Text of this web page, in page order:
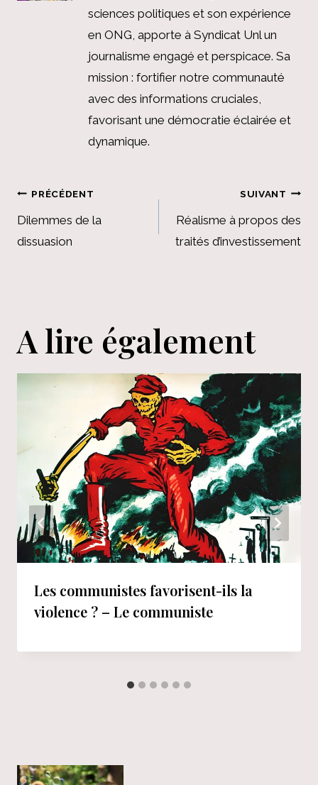
sciences politiques et son expérience
en ONG, apporte à Syndicat Unl un
journalisme engagé et perspicace. Sa
mission : fortifier notre communauté
avec des informations cruciales,
favorisant une démocratie éclairée et
dynamique.
Navigation
de
PRÉCÉDENT
Dilemmes de la
dissuasion
SUIVANT
Réalisme à propos des
traités d’investissement
A lire également
Les communistes favorisent-ils la
violence ? – Le communiste